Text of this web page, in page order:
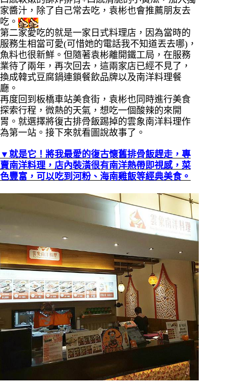
家醬汁，除了自己常去吃，袁彬也會推薦朋友去
吃。
第二家愛吃的就是一家日式料理店，因為當時的
服務生相當可愛(可惜她的電話我不知道丟去哪)，
魚料也很新鮮。但隨著袁彬離開鐵工局，在服務
業待了兩年，再次回去，這兩家店已經不見了，
換成韓式豆腐鍋連鎖餐飲品牌以及南洋料理餐
廳。
再度回到板橋車站美食街，袁彬也同時進行美食
探索行程，微熱的天氣，想吃一個酸辣的來開
胃。就選擇將復古排骨飯踢掉的雲象南洋料理作
為第一站。接下來就看圖說故事了。
▼就是它！將我最愛的復古懷舊排骨飯趕走，專
賣南洋料理，店內裝潢很有南洋熱帶即視感，菜
色豐富，可以吃到河粉、海南雞飯等經典美食。